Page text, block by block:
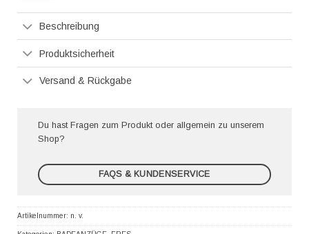
Beschreibung
Produktsicherheit
Versand & Rückgabe
Du hast Fragen zum Produkt oder allgemein zu unserem
Shop?
FAQS & KUNDENSERVICE
Artikelnummer: n. v.